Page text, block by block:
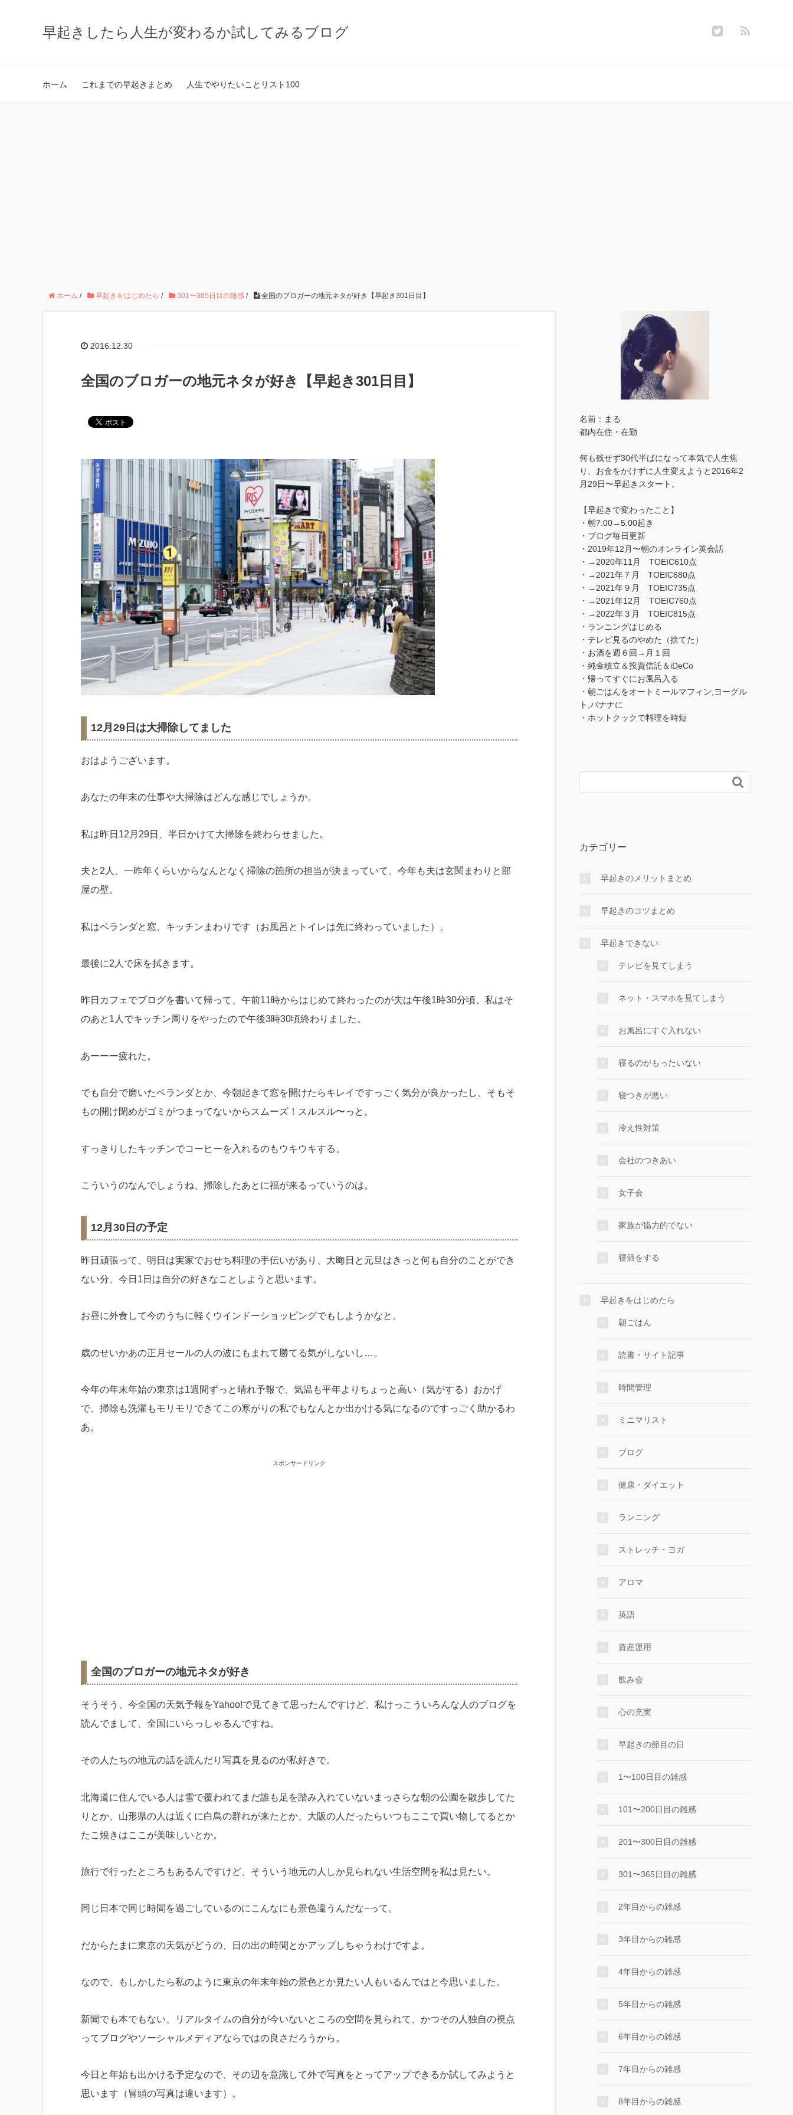
早起きしたら人生が変わるか試してみるブログ
ホーム これまでの早起きまとめ 人生でやりたいことリスト100
ホーム / 早起きをはじめたら / 301〜365日目の雑感 / 全国のブロガーの地元ネタが好き【早起き301日目】
2016.12.30
全国のブロガーの地元ネタが好き【早起き301日目】
12月29日は大掃除してました
おはようございます。
あなたの年末の仕事や大掃除はどんな感じでしょうか。
私は昨日12月29日、半日かけて大掃除を終わらせました。
夫と2人、一昨年くらいからなんとなく掃除の箇所の担当が決まっていて、今年も夫は玄関まわりと部
屋の壁。
私はベランダと窓、キッチンまわりです（お風呂とトイレは先に終わっていました）。
最後に2人で床を拭きます。
昨日カフェでブログを書いて帰って、午前11時からはじめて終わったのが夫は午後1時30分頃、私はそ
のあと1人でキッチン周りをやったので午後3時30頃終わりました。
あーーー疲れた。
でも自分で磨いたベランダとか、今朝起きて窓を開けたらキレイですっごく気分が良かったし、そもそ
もの開け閉めがゴミがつまってないからスムーズ！スルスル〜っと。
すっきりしたキッチンでコーヒーを入れるのもウキウキする。
こういうのなんでしょうね、掃除したあとに福が来るっていうのは。
12月30日の予定
昨日頑張って、明日は実家でおせち料理の手伝いがあり、大晦日と元旦はきっと何も自分のことができ
ない分、今日1日は自分の好きなことしようと思います。
お昼に外食して今のうちに軽くウインドーショッピングでもしようかなと。
歳のせいかあの正月セールの人の波にもまれて勝てる気がしないし…。
今年の年末年始の東京は1週間ずっと晴れ予報で、気温も平年よりちょっと高い（気がする）おかげ
で、掃除も洗濯もモリモリできてこの寒がりの私でもなんとか出かける気になるのですっごく助かるわ
あ。
スポンサードリンク
全国のブロガーの地元ネタが好き
そうそう、今全国の天気予報をYahoo!で見てきて思ったんですけど、私けっこういろんな人のブログを
読んでまして、全国にいらっしゃるんですね。
その人たちの地元の話を読んだり写真を見るのが私好きで。
北海道に住んでいる人は雪で覆われてまだ誰も足を踏み入れていないまっさらな朝の公園を散歩してた
りとか、山形県の人は近くに白鳥の群れが来たとか、大阪の人だったらいつもここで買い物してるとか
たこ焼きはここが美味しいとか。
旅行で行ったところもあるんですけど、そういう地元の人しか見られない生活空間を私は見たい。
同じ日本で同じ時間を過ごしているのにこんなにも景色違うんだな−って。
だからたまに東京の天気がどうの、日の出の時間とかアップしちゃうわけですよ。
なので、もしかしたら私のように東京の年末年始の景色とか見たい人もいるんではと今思いました。
新聞でも本でもない、リアルタイムの自分が今いないところの空間を見られて、かつその人独自の視点
ってブログやソーシャルメディアならではの良さだろうから。
今日と年始も出かける予定なので、その辺を意識して外で写真をとってアップできるか試してみようと
思います（冒頭の写真は違います）。
名前：まる
都内在住・在勤
何も残せず30代半ばになって本気で人生焦
り、お金をかけずに人生変えようと2016年2
月29日〜早起きスタート。
【早起きで変わったこと】
・朝7:00→5:00起き
・ブログ毎日更新
・2019年12月〜朝のオンライン英会話
・→2020年11月 TOEIC610点
・→2021年７月 TOEIC680点
・→2021年９月 TOEIC735点
・→2021年12月 TOEIC760点
・→2022年３月 TOEIC815点
・ランニングはじめる
・テレビ見るのやめた（捨てた）
・お酒を週６回→月１回
・純金積立＆投資信託＆iDeCo
・帰ってすぐにお風呂入る
・朝ごはんをオートミールマフィン,ヨーグル
ト,バナナに
・ホットクックで料理を時短

カテゴリー
早起きのメリットまとめ
早起きのコツまとめ
早起きできない
テレビを見てしまう
ネット・スマホを見てしまう
お風呂にすぐ入れない
寝るのがもったいない
寝つきが悪い
冷え性対策
会社のつきあい
女子会
家族が協力的でない
寝酒をする
早起きをはじめたら
朝ごはん
読書・サイト記事
時間管理
ミニマリスト
ブログ
健康・ダイエット
ランニング
ストレッチ・ヨガ
アロマ
英語
資産運用
飲み会
心の充実
早起きの節目の日
1〜100日目の雑感
101〜200日目の雑感
201〜300日目の雑感
301〜365日目の雑感
2年目からの雑感
3年目からの雑感
4年目からの雑感
5年目からの雑感
6年目からの雑感
7年目からの雑感
8年目からの雑感